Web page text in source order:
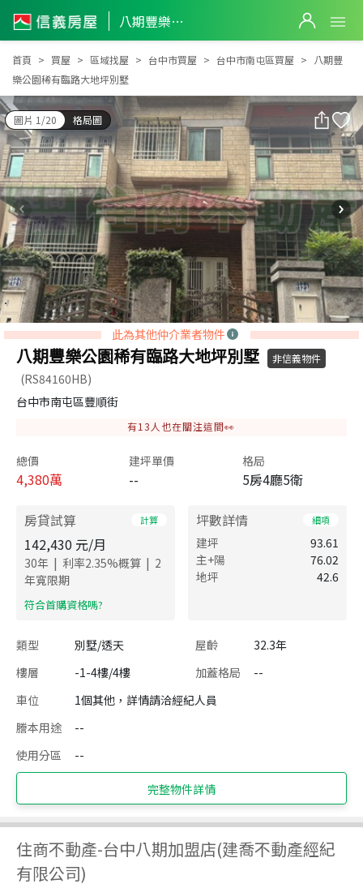
八期豐樂公園稀有臨路大地坪別墅
八期豐樂公園稀有臨路大地坪別墅
首頁 買屋 區域找屋 台中市買屋 台中市南屯區買屋
八期豐
樂公園稀有臨路大地坪別墅
圖片 1/20 格局圖
此為其他仲介業者物件
八期豐樂公園稀有臨路大地坪別墅 非信義物件
(RS84160HB)
台中市南屯區豐順街
有13 人也在關注這間👀
總價
4,380萬
建坪單價
--
格局
5房4廳5衛
房貸試算 計算
142,430 元/月
30年 | 利率2.35%概算 | 2
年寬限期
​符合首購資格嗎?
坪數詳情 細項
建坪
93.61
主+陽
76.02
地坪
42.6
類型 別墅/透天 屋齡
32.3年
樓層
-1-4樓/4樓 加蓋格局
--
車位
1個其他，詳情請洽經紀人員
謄本用途
--
使用分區
--
完整物件詳情
住商不動產-台中八期加盟店(建喬不動產經紀
有限公司)